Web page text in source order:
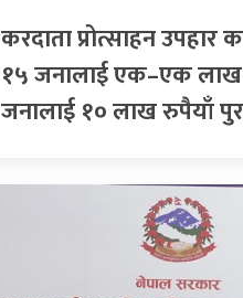
करदाता प्रोत्साहन उपहार
१५ जनालाई एक–एक
जनालाई १० लाख रुपैयाँ